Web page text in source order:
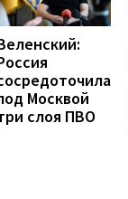
Москвой
слоя ПВО